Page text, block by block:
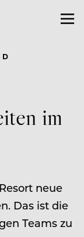
im
neue
Das ist die
Teams zu